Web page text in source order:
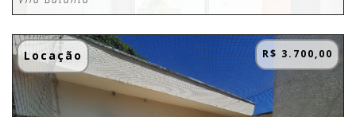
Locação R$ 3.700,00